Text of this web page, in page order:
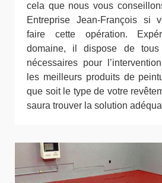
cela que nous vous
Entreprise Jean-François si
faire cette opération.
domaine, il dispose de tous
nécessaires pour
les meilleurs produits de
que soit le type de votre
saura trouver la solution